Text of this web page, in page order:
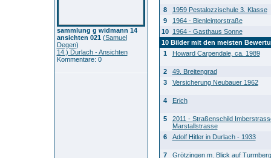
sammlung g widmann 14
ansichten 021(Samuel
Degen)
14.) Durlach - Ansichten
Kommentare: 0
8
1959 Pestalozzischule 3. Klasse
9
1964 - Bienleintorstraße
10
1964 - Gasthaus Sonne
10 Bilder mit den meisten
1
Howard Carpendale, ca. 1989
2
49. Breitengrad
3
Versicherung Neubauer 1962
4 Erich
5
2011 - Straßenschild
Marstallstrasse
6
Adolf Hitler in Durlach - 1933
7
Grötzingen m. Blick auf